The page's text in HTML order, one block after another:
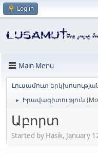
Log in
Main Menu
Լուսամուտ
► Իրավագիտություն
Աբորտ
Started by Hasik, January